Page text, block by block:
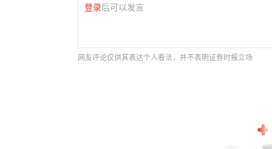
登录后可以发言
网友评论仅供其表达个人看法，并不表明证券时报立场